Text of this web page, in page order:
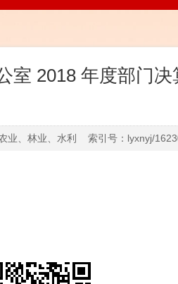
室 2018 年度部门决
业、林业、水利 索引号：lyxnyj/